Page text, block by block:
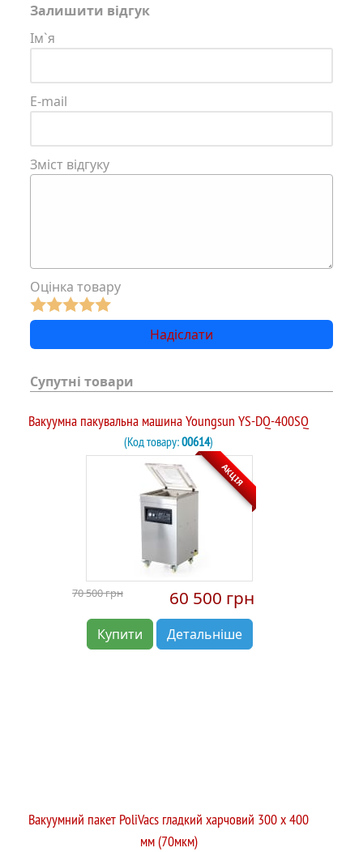
Залишити відгук
Ім`я
E-mail
Зміст відгуку
Оцінка товару
Супутні товари
Вакуумна пакувальна машина Youngsun YS-DQ-400SQ
(Код товару:00614)
АКЦІЯ
70 500 грн 60 500 грн
Купити Детальніше
Вакуумний пакет PoliVacs гладкий харчовий 300 х 400
мм (70мкм)